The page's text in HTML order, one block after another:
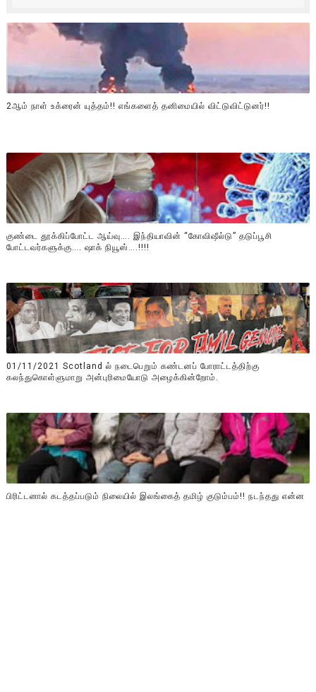
2ஆம் நாள் உக்ரைன் யுத்தம்!! எங்களைத் தனிமையில் விட்டுவிட்டுனர்!!
குண்டை தூக்கிப்போட்ட ஆய்வு…. இந்தியாவின் “கோவிஷீல்டு” தடுப்பூசி
போட்டவர்களுக்கு…. ஷாக் நியூஸ்….!!!!
01/11/2021 Scotland ல் நடைபெறும் கண்டனப் போராட்டத்திற்கு
கலந்துகொள்ளுமாறு அன்புரிமையோடு அழைக்கின்றோம்.
பிரிட்டனால் கடத்தப்படும் நிலையில் இலங்கைத் தமிழ் குடும்பம்!! நடந்தது என்ன